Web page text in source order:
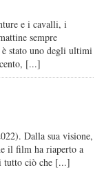
e i cavalli, i
sempre
stato uno degli ultimi
[...]
Dalla sua visione,
il film ha riaperto a
tutto ciò che [...]